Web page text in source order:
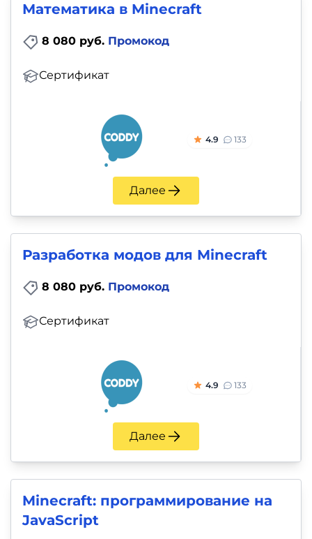
Математика в Minecraft
8 080 руб. Промокод
Сертификат
4.9 133
Далее
Разработка модов для Minecraft
8 080 руб. Промокод
Сертификат
4.9 133
Далее
Minecraft: программирование на
JavaScript